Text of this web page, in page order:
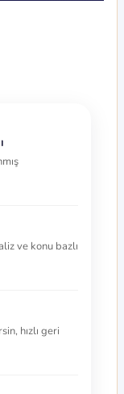
ve konu bazlı
hızlı geri